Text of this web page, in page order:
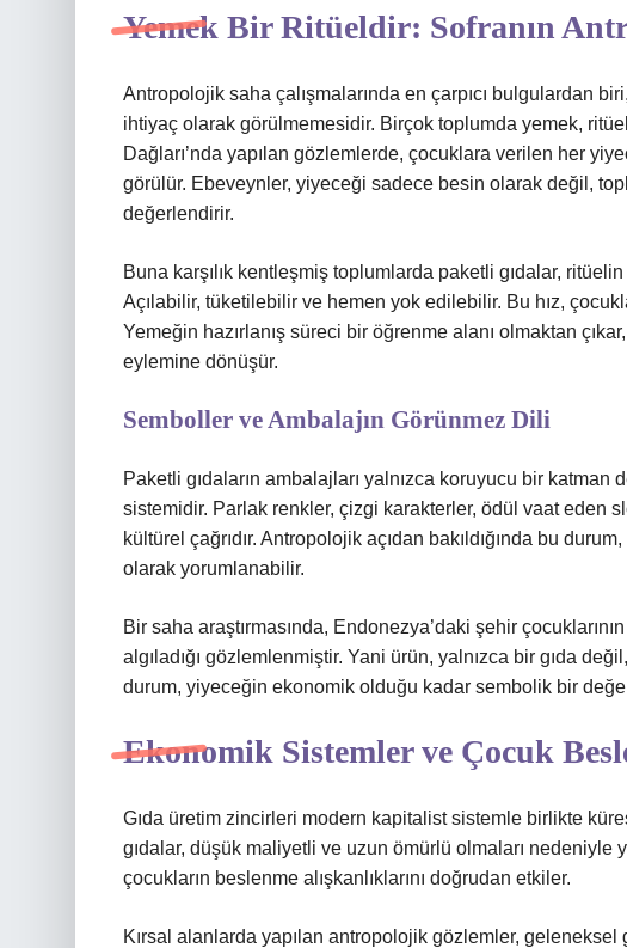
Yemek Bir Ritüeldir: Sofranın
Antropolojik saha çalışmalarında en çarpıcı bulgulardan
ihtiyaç olarak görülmemesidir. Birçok toplumda yemek,
Dağları’nda yapılan gözlemlerde, çocuklara verilen her
görülür. Ebeveynler, yiyeceği sadece besin olarak değil,
değerlendirir.
Buna karşılık kentleşmiş toplumlarda paketli gıdalar, ritüelin
Açılabilir, tüketilebilir ve hemen yok edilebilir. Bu hız,
Yemeğin hazırlanış süreci bir öğrenme alanı olmaktan
eylemine dönüşür.
Semboller ve Ambalajın Görünmez Dili
Paketli gıdaların ambalajları yalnızca koruyucu bir
sistemidir. Parlak renkler, çizgi karakterler, ödül vaat eden
kültürel çağrıdır. Antropolojik açıdan bakıldığında bu
olarak yorumlanabilir.
Bir saha araştırmasında, Endonezya’daki şehir
algıladığı gözlemlenmiştir. Yani ürün, yalnızca bir gıda
durum, yiyeceğin ekonomik olduğu kadar sembolik bir değer
Ekonomik Sistemler ve Çocuk
Gıda üretim zincirleri modern kapitalist sistemle birlikte
gıdalar, düşük maliyetli ve uzun ömürlü olmaları nedeniyle
çocukların beslenme alışkanlıklarını doğrudan etkiler.
Kırsal alanlarda yapılan antropolojik gözlemler, geleneksel